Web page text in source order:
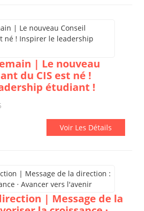
| Le nouveau
du CIS est né !
étudiant !
Voir Les Détails
| Message de la